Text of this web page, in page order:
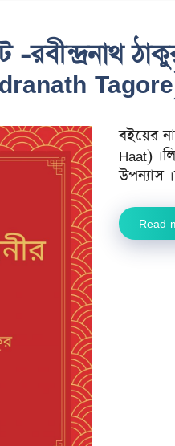
-রবীন্দ্রনাথ
বইয়ের
Haat)
উপন্যাস
Read